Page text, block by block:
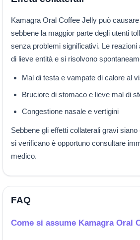
Kamagra Oral Coffee Jelly può
sebbene la maggior parte degli utenti
senza problemi significativi. Le
di lieve entità e si risolvono
Mal di testa e vampate di calore al
Bruciore di stomaco e lieve mal di
Congestione nasale e vertigini
Sebbene gli effetti collaterali gravi
si verificano è opportuno consultare
medico.
FAQ
Come si assume Kamagra Oral